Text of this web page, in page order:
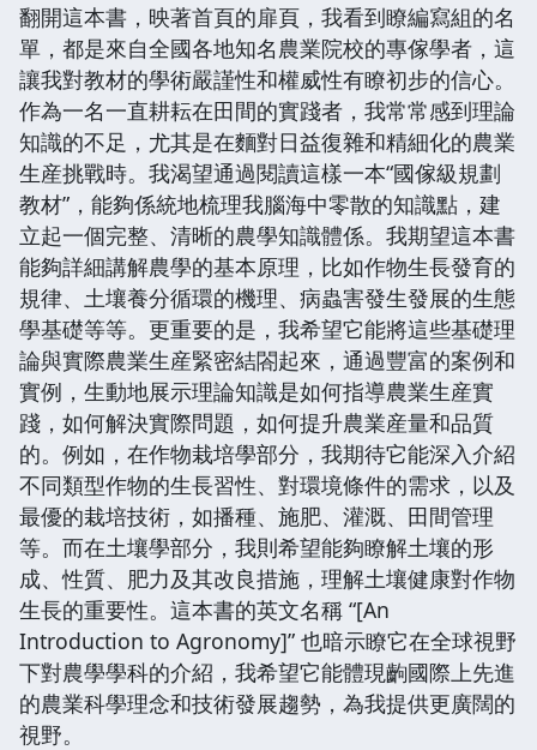
翻開這本書，映著首頁的扉頁，我看到瞭編寫組的名
單，都是來自全國各地知名農業院校的專傢學者，這
讓我對教材的學術嚴謹性和權威性有瞭初步的信心。
作為一名一直耕耘在田間的實踐者，我常常感到理論
知識的不足，尤其是在麵對日益復雜和精細化的農業
生産挑戰時。我渴望通過閱讀這樣一本“國傢級規劃
教材”，能夠係統地梳理我腦海中零散的知識點，建
立起一個完整、清晰的農學知識體係。我期望這本書
能夠詳細講解農學的基本原理，比如作物生長發育的
規律、土壤養分循環的機理、病蟲害發生發展的生態
學基礎等等。更重要的是，我希望它能將這些基礎理
論與實際農業生産緊密結閤起來，通過豐富的案例和
實例，生動地展示理論知識是如何指導農業生産實
踐，如何解決實際問題，如何提升農業産量和品質
的。例如，在作物栽培學部分，我期待它能深入介紹
不同類型作物的生長習性、對環境條件的需求，以及
最優的栽培技術，如播種、施肥、灌溉、田間管理
等。而在土壤學部分，我則希望能夠瞭解土壤的形
成、性質、肥力及其改良措施，理解土壤健康對作物
生長的重要性。這本書的英文名稱 “[An
Introduction to Agronomy]” 也暗示瞭它在全球視野
下對農學學科的介紹，我希望它能體現齣國際上先進
的農業科學理念和技術發展趨勢，為我提供更廣闊的
視野。